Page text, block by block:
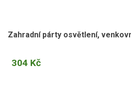
Zahradní párty osvětlení,
304 Kč